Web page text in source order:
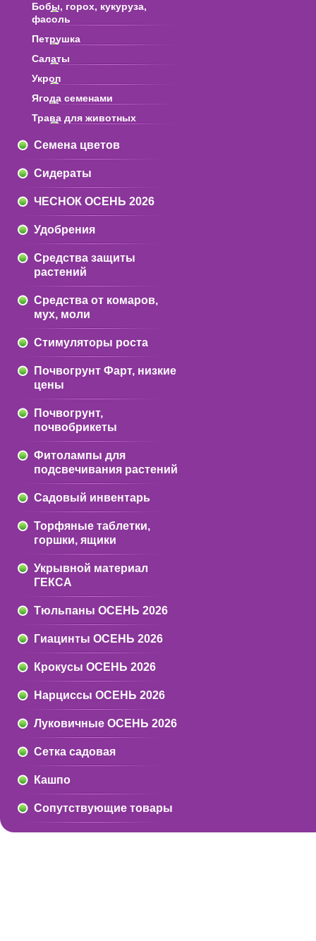
Бобы, горох, кукуруза,
фасоль
Петрушка
Салаты
Укроп
Ягода семенами
Трава для животных
Семена цветов
Сидераты
ЧЕСНОК ОСЕНЬ 2026
Удобрения
Средства защиты
растений
Средства от комаров,
мух, моли
Стимуляторы роста
Почвогрунт Фарт, низкие
цены
Почвогрунт,
почвобрикеты
Фитолампы для
подсвечивания растений
Садовый инвентарь
Торфяные таблетки,
горшки, ящики
Укрывной материал
ГЕКСА
Тюльпаны ОСЕНЬ 2026
Гиацинты ОСЕНЬ 2026
Крокусы ОСЕНЬ 2026
Нарциссы ОСЕНЬ 2026
Луковичные ОСЕНЬ 2026
Сетка садовая
Кашпо
Сопутствующие товары